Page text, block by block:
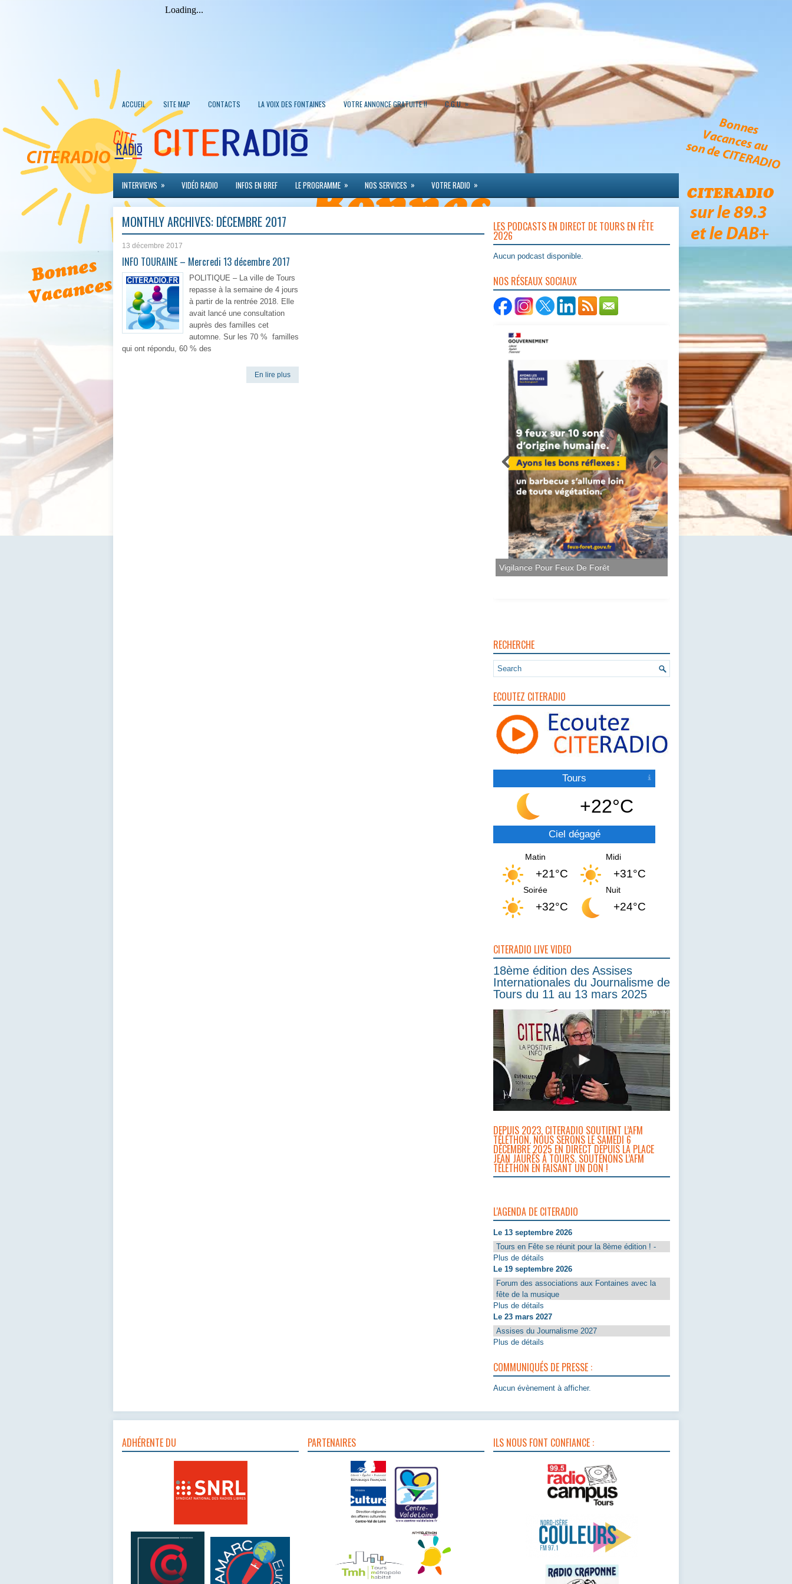
ACCUEIL SITE MAP CONTACTS LA VOIX DES FONTAINES VOTRE ANNONCE GRATUITE !! C.G.U. »
INTERVIEWS » VIDÉO RADIO INFOS EN BREF LE PROGRAMME » NOS SERVICES » VOTRE RADIO »
MONTHLY ARCHIVES: DÉCEMBRE 2017
13 décembre 2017
INFO TOURAINE – Mercredi 13 décembre 2017
POLITIQUE – La ville de Tours
repasse à la semaine de 4 jours
à partir de la rentrée 2018. Elle
avait lancé une consultation
auprès des familles cet
automne. Sur les 70 % familles
qui ont répondu, 60 % des
En lire plus
LES PODCASTS EN DIRECT DE TOURS EN FÊTE
2026
Aucun podcast disponible.
NOS RÉSEAUX SOCIAUX
Vigilance Pour Feux De Forêt
RECHERCHE
ECOUTEZ CITERADIO
Tours
+22°C
Ciel dégagé
Matin
+21°C
Midi
+31°C
Soirée
+32°C
Nuit
+24°C
CITERADIO LIVE VIDEO
18ème édition des Assises
Internationales du Journalisme de
Tours du 11 au 13 mars 2025
DEPUIS 2023, CITERADIO SOUTIENT L’AFM
TÉLÉTHON. NOUS SERONS LE SAMEDI 6
DÉCEMBRE 2025 EN DIRECT DEPUIS LA PLACE
JEAN JAURÈS À TOURS. SOUTENONS L’AFM
TÉLÉTHON EN FAISANT UN DON !
L'AGENDA DE CITERADIO
Le 13 septembre 2026
Tours en Fête se réunit pour la 8ème édition ! -
Plus de détails
Le 19 septembre 2026
Forum des associations aux Fontaines avec la
fête de la musique
Plus de détails
Le 23 mars 2027
Assises du Journalisme 2027
Plus de détails
COMMUNIQUÉS DE PRESSE :
Aucun évènement à afficher.
ADHÉRENTE DU PARTENAIRES ILS NOUS FONT CONFIANCE :